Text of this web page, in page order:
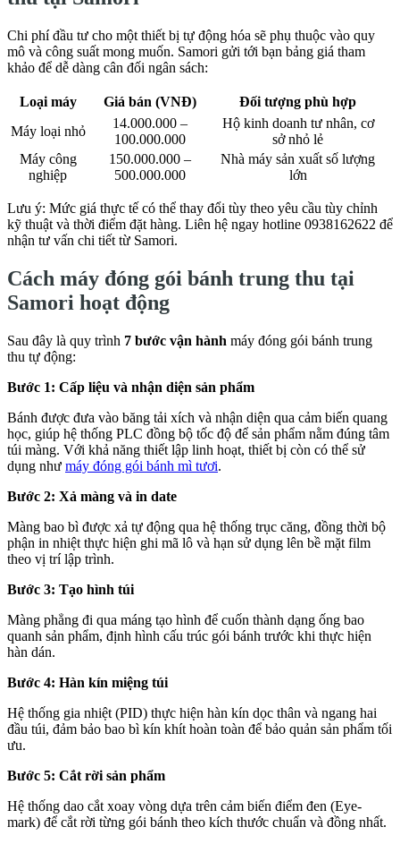
Chi phí đầu tư cho một thiết bị tự động hóa sẽ phụ thuộc vào quy
mô và công suất mong muốn. Samori gửi tới bạn bảng giá tham
khảo để dễ dàng cân đối ngân sách:
Loại máy Giá bán (VNĐ)
Đối tượng phù hợp
Máy loại nhỏ
14.000.000 –
100.000.000
Hộ kinh doanh tư nhân, cơ
sở nhỏ lẻ
Máy công
nghiệp
150.000.000 –
500.000.000
Nhà máy sản xuất số lượng
lớn
Lưu ý: Mức giá thực tế có thể thay đổi tùy theo yêu cầu tùy chỉnh
kỹ thuật và thời điểm đặt hàng. Liên hệ ngay hotline 0938162622 để
nhận tư vấn chi tiết từ Samori.
Cách máy đóng gói bánh trung thu tại
Samori hoạt động
Sau đây là quy trình 7 bước vận hành máy đóng gói bánh trung
thu tự động:
Bước 1: Cấp liệu và nhận diện sản phẩm
Bánh được đưa vào băng tải xích và nhận diện qua cảm biến quang
học, giúp hệ thống PLC đồng bộ tốc độ để sản phẩm nằm đúng tâm
túi màng. Với khả năng thiết lập linh hoạt, thiết bị còn có thể sử
dụng như máy đóng gói bánh mì tươi.
Bước 2: Xả màng và in date
Màng bao bì được xả tự động qua hệ thống trục căng, đồng thời bộ
phận in nhiệt thực hiện ghi mã lô và hạn sử dụng lên bề mặt film
theo vị trí lập trình.
Bước 3: Tạo hình túi
Màng phẳng đi qua máng tạo hình để cuốn thành dạng ống bao
quanh sản phẩm, định hình cấu trúc gói bánh trước khi thực hiện
hàn dán.
Bước 4: Hàn kín miệng túi
Hệ thống gia nhiệt (PID) thực hiện hàn kín dọc thân và ngang hai
đầu túi, đảm bảo bao bì kín khít hoàn toàn để bảo quản sản phẩm tối
ưu.
Bước 5: Cắt rời sản phẩm
Hệ thống dao cắt xoay vòng dựa trên cảm biến điểm đen (Eye-
mark) để cắt rời từng gói bánh theo kích thước chuẩn và đồng nhất.